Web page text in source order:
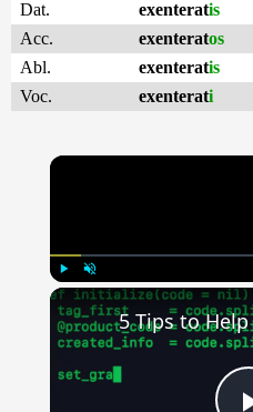
Dat.
exenteratis
Acc.
exenteratos
Abl.
exenteratis
Voc.
exenterati
Play Unmute